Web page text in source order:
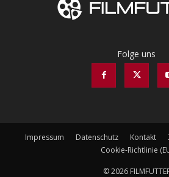
Folge uns
Impressum Datenschutz Kontakt
Cookie-Richtlinie
© 2026